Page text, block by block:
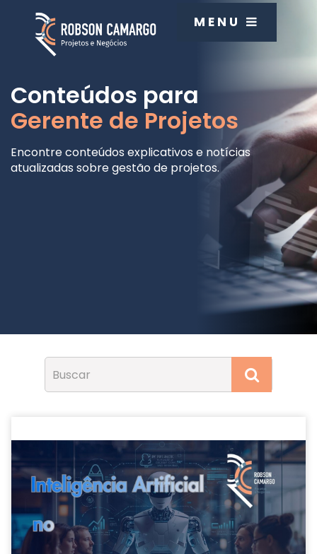
MENU
Conteúdos para
Gerente de Projetos
Encontre conteúdos explicativos e notícias
atualizadas sobre gestão de projetos.